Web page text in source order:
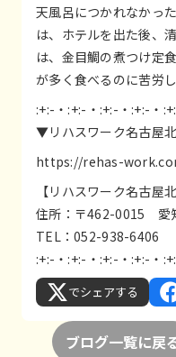
天風呂につかれなかっ
は、ホテルを出た後、
は、金目鯛の煮つけ定
が多く食べるのに苦労し
:+:-・:+:-・:+:-・:+:-・
▼リハスワーク名古屋
https://rehas-
【リハスワーク名古屋北
住所：〒462-0015 愛
TEL：052-938-6406
:+:-・:+:-・:+:-・:+:-・
でシェアする
ブログ一覧に戻